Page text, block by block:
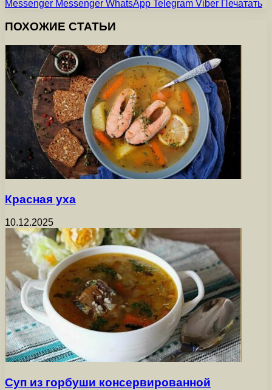
Messenger Messenger WhatsApp Telegram Viber Печатать
ПОХОЖИЕ СТАТЬИ
Красная уха
10.12.2025
Суп из горбуши консервированной